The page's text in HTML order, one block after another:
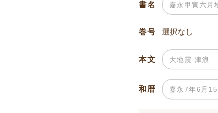
書名
巻号
本文
和暦